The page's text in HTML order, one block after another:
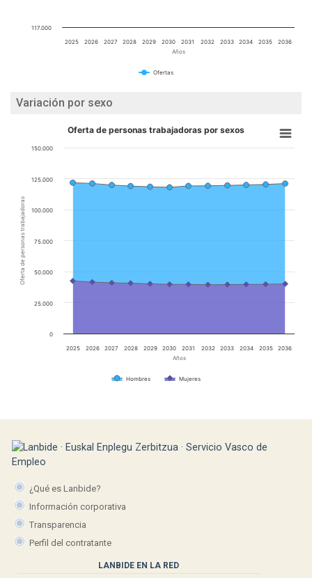
Años
Ofertas
2025 2026 2027 2028 2029 2030 2031 2032 2033 2034 2035 2036
117.000
Variación por sexo
Años
Oferta de personas trabajadoras
Oferta de personas trabajadoras por sexos
Hombres Mujeres
2025 2026 2027 2028 2029 2030 2031 2032 2033 2034 2035 2036
0
25.000
50.000
75.000
100.000
125.000
150.000
¿Qué es Lanbide?
Información corporativa
Transparencia
Perfil del contratante
LANBIDE EN LA RED